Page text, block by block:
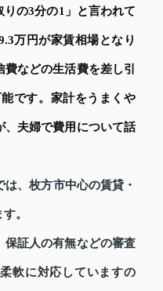
の3分の1」と言われて
万円が家賃相場となり
などの生活費を差し引
です。家計をうまくや
、夫婦で費用について話
は、枚方市中心の賃貸・
。
保証人の有無などの審査
軟に対応していますの